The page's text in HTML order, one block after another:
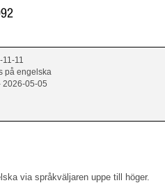
11
på engelska
2026-05-05
via språkväljaren uppe till höger.